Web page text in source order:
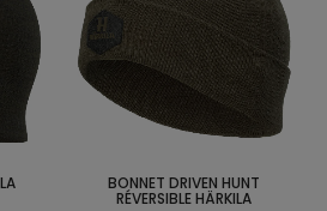
BONNET DRIVEN HUNT
RÉVERSIBLE HÄRKILA